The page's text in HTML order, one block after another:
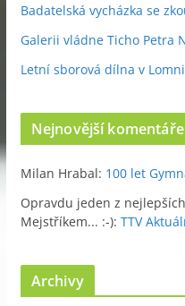
Badatelská vycházka se
Galerii vládne Ticho Petra
Letní sborová dílna v
Nejnovější komentáře
Milan Hrabal: 100 let
Opravdu jeden z
Mejstříkem... :-): TTV
Archivy